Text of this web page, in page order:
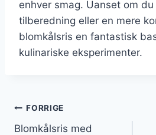
enhver smag. Uanset om
tilberedning eller en mere
blomkålsris en fantastisk
kulinariske eksperimenter.
Indlægsnavigation
FORRIGE
Blomkålsris med